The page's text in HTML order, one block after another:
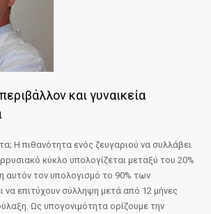
και γυναικεία
Η πιθανότητα ενός ζευγαριού να συλλάβει
κύκλο υπολογίζεται μεταξύ του 20%
αυτόν τον υπολογισμό το 90% των
να επιτύχουν σύλληψη μετά από 12 μήνες
Ως υπογονιμότητα ορίζουμε την